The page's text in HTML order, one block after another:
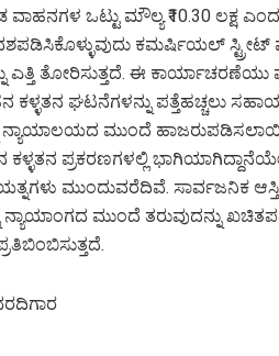
ಒಟ್ಟು ಮೌಲ್ಯ ₹10.30 ಲಕ್ಷ
ಕಮರ್ಷಿಯಲ್
ತೋರಿಸುತ್ತದೆ. ಈ ಕಾರ್ಯಾಚರಣೆಯು
ಕಳ್ಳತನ ಘಟನೆಗಳನ್ನು ಪತ್ತೆಹಚ್ಚಲು
ಮುಂದೆ
ಕಳ್ಳತನ ಪ್ರಕರಣಗಳಲ್ಲಿ
ಮುಂದುವರೆದಿವೆ. ಸಾರ್ವಜನಿಕ
ನ್ಯಾಯಾಂಗದ ಮುಂದೆ ತರುವುದನ್ನು